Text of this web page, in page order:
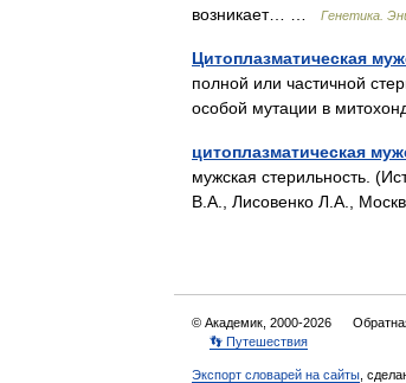
возникает… …
Генетика.
Цитоплазматическая
полной или частичной
особой мутации в
цитоплазматическая
мужская стерильность.
В.А., Лисовенко Л.А.,
© Академик, 2000-2026
👣 Путешествия
Экспорт словарей на сайты ,